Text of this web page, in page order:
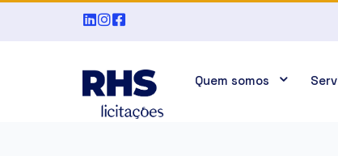
Quem somos